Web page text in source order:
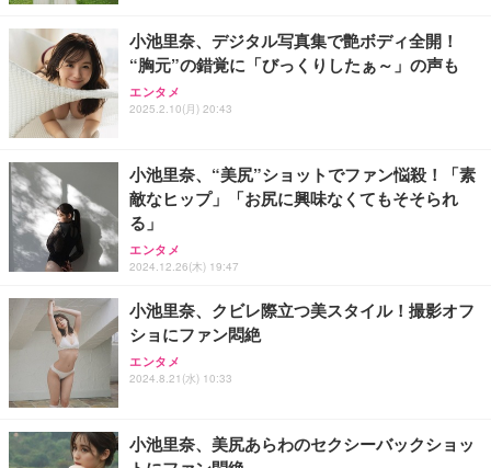
務用 おしゃれ パソコンチェア (ホワイト)
ANDWINT オフィスチェア デスクチェア 肘なし メ
ッシュ 通気性 ランバーサポート付き 腰サポート ガ
ス圧無段階昇降 360度回転 キャスター付き コンパク
【MiniLED/24.5inch/280Hz/FHD】GRAPHT THE S
HOOTER Gaming Monitor 24” Essential ゲーミン
グモニター QD 24.5インチ 1ms FHD 量子ドット 残
アイリスオーヤマ ペットシーツ 超厚型 お徳用 レギ
ュラー 200枚入【Amazon.co.jp限定】
小池里奈、デジタル写真集で艶ボディ全開！
“胸元”の錯覚に「びっくりしたぁ～」の声も
エンタメ
2025.2.10(月) 20:43
小池里奈、“美尻”ショットでファン悩殺！「素
敵なヒップ」「お尻に興味なくてもそそられ
る」
エンタメ
2024.12.26(木) 19:47
小池里奈、クビレ際立つ美スタイル！撮影オフ
ショにファン悶絶
エンタメ
2024.8.21(水) 10:33
小池里奈、美尻あらわのセクシーバックショッ